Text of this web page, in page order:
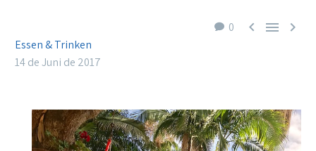
0   
Essen & Trinken
14 de Juni de 2017